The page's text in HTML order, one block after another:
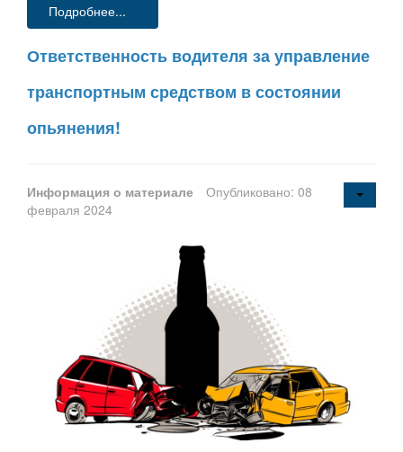
Подробнее...
Ответственность водителя за управление
транспортным средством в состоянии
опьянения!
Информация о материале
Опубликовано: 08
февраля 2024